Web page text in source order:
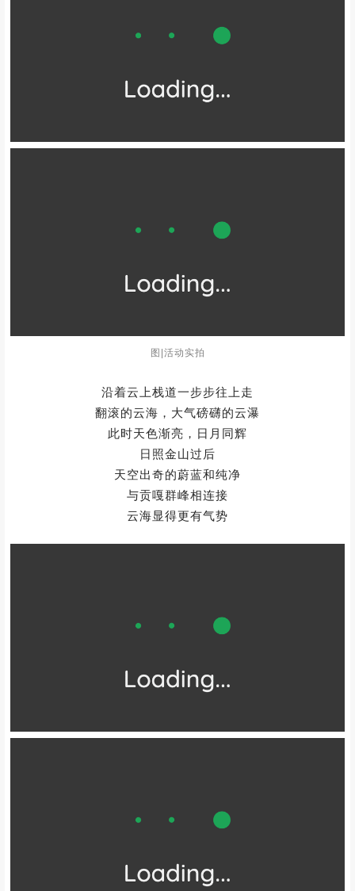
图|活动实拍
沿着云上栈道一步步往上走
翻滚的云海，大气磅礴的云瀑
此时天色渐亮，日月同辉
日照金山过后
天空出奇的蔚蓝和纯净
与贡嘎群峰相连接
云海显得更有气势